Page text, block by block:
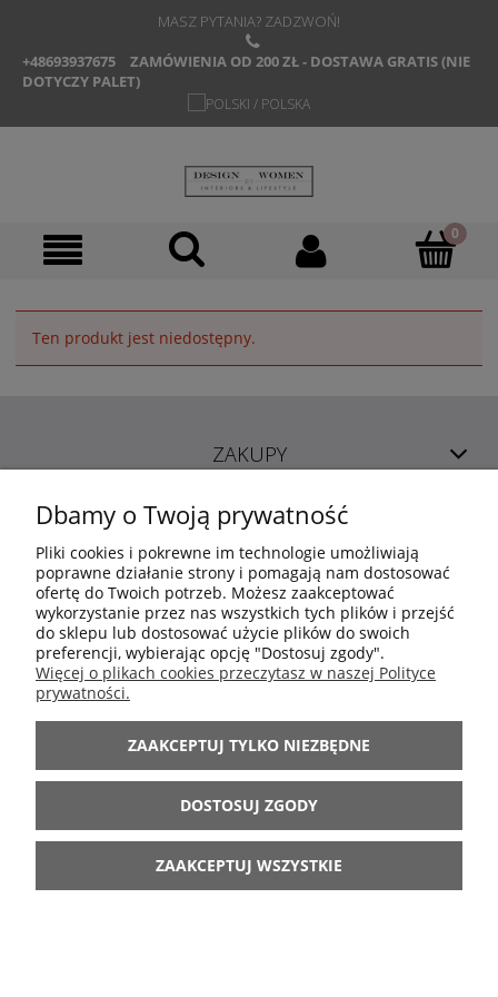
MASZ PYTANIA? ZADZWOŃ!
+48693937675
ZAMÓWIENIA OD 200 ZŁ - DOSTAWA GRATIS (NIE
DOTYCZY PALET)
Ten produkt jest niedostępny.
ZAKUPY
POMOC
MOJE KONTO
INFORMACJE
ARANŻACJE
BĄDŹ Z NAMI
Dbamy o Twoją prywatność
Pliki cookies i pokrewne im technologie umożliwiają
poprawne działanie strony i pomagają nam dostosować
ofertę do Twoich potrzeb. Możesz zaakceptować
wykorzystanie przez nas wszystkich tych plików i przejść
do sklepu lub dostosować użycie plików do swoich
preferencji, wybierając opcję "Dostosuj zgody".
Więcej o plikach cookies przeczytasz w naszej Polityce
prywatności.
ZAAKCEPTUJ TYLKO NIEZBĘDNE
DOSTOSUJ ZGODY
ZAAKCEPTUJ WSZYSTKIE